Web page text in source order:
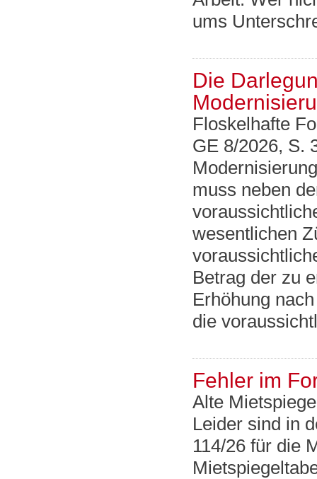
ums
Die
Floskelhafte
GE 8/2026, S.
muss neben
wesentlichen
Betrag der zu
Erhöhung
die
Fehler im
Alte
Leider sind in
114/26 für die